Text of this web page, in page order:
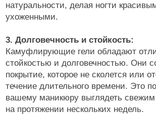
натуральности, делая ногти
ухоженными.
3. Долговечность и стойкость:
Камуфлирующие гели обладают
стойкостью и долговечностью. Они
покрытие, которое не сколется или
течение длительного времени. Это
вашему маникюру выглядеть
на протяжении нескольких недель.